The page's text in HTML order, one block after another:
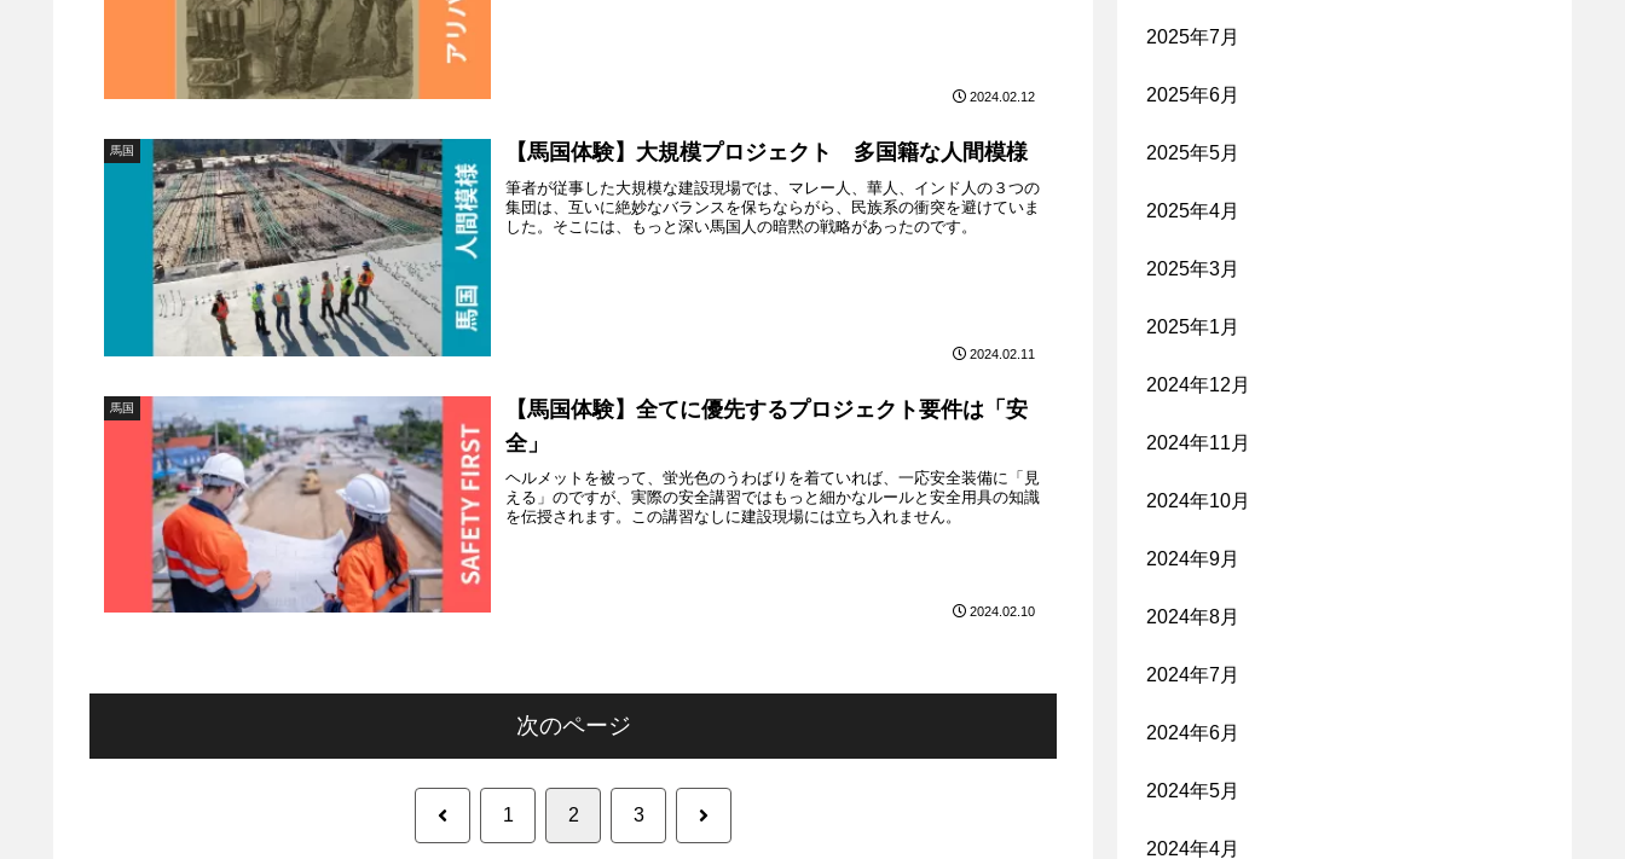
2024.02.12
馬国 【馬国体験】大規模プロジェクト 多国籍な人間模様
筆者が従事した大規模な建設現場では、マレー人、華人、インド人の３つの
集団は、互いに絶妙なバランスを保ちならがら、民族系の衝突を避けていま
した。そこには、もっと深い馬国人の暗黙の戦略があったのです。
2024.02.11
馬国
【馬国体験】全てに優先するプロジェクト要件は「安
全」
ヘルメットを被って、蛍光色のうわばりを着ていれば、一応安全装備に「見
える」のですが、実際の安全講習ではもっと細かなルールと安全用具の知識
を伝授されます。この講習なしに建設現場には立ち入れません。
2024.02.10
次のページ
前 1 2 3 次
2025年7月
2025年6月
2025年5月
2025年4月
2025年3月
2025年1月
2024年12月
2024年11月
2024年10月
2024年9月
2024年8月
2024年7月
2024年6月
2024年5月
2024年4月